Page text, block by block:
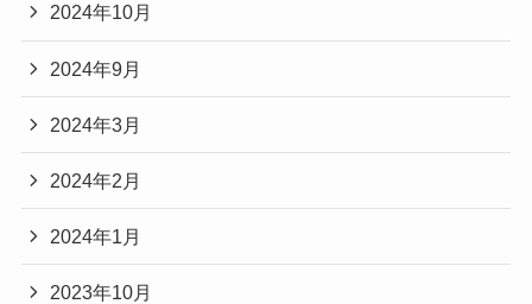
2024年10月
2024年9月
2024年3月
2024年2月
2024年1月
2023年10月